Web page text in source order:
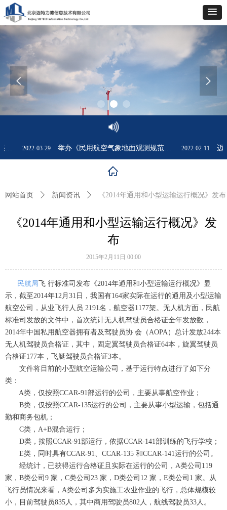
2022-03-29
海南空管局气象台为管制用户开展新自观系统培训 2022-02-11
举办《民用航空气象地面观测规范》专题讲座 迈
넳 넲
《2014年通用和小型运输运行概况》发
布
民航局 飞 行标准司发布《2014年通用和小型运输运行概况》显
示，截至2014年12月31日，我国有164家实际在运行的通用及小型运输
航空公司，从业飞行人员 2191名，航空器1177架。无人机方面，民航
标准司发放的文件中，首次统计无人机驾驶员合格证全年发放数，
2014年中国私用航空器拥有者及驾驶员协 会（AOPA）总计发放244本
无人机驾驶员合格证，其中，固定翼驾驶员合格证64本，旋翼驾驶员
合格证177本，飞艇驾驶员合格证3本。
文件将目前的小型航空运输公司，基于运行特点进行了如下分
类：
A类，仅按照CCAR-91部运行的公司，主要从事航空作业；
B类，仅按照CCAR-135运行的公司，主要从事小型运输，包括通
勤和商务包机；
C类，A+B混合运行；
D类，按照CCAR-91部运行，依据CCAR-141部训练的飞行学校；
E类，同时具有CCAR-91、CCAR-135 和CCAR-141运行的公司。
经统计，已获得运行合格证且实际在运行的公司，A类公司119
家，B类公司9 家，C类公司23 家，D类公司12 家，E类公司1 家。从
飞行员情况来看，A类公司多为实施工农业作业的飞行，总体规模较
小，目前驾驶员835人，其中商用驾驶员802人，航线驾驶员33人。
2015年2月11日 00:00
ꀇ
网站首页 ꄲ 新闻资讯 ꄲ 《2014年通用和小型运输运行概况》发布